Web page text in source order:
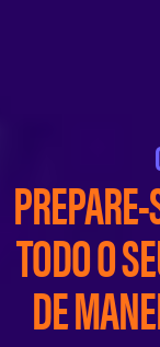
TODO O
DE